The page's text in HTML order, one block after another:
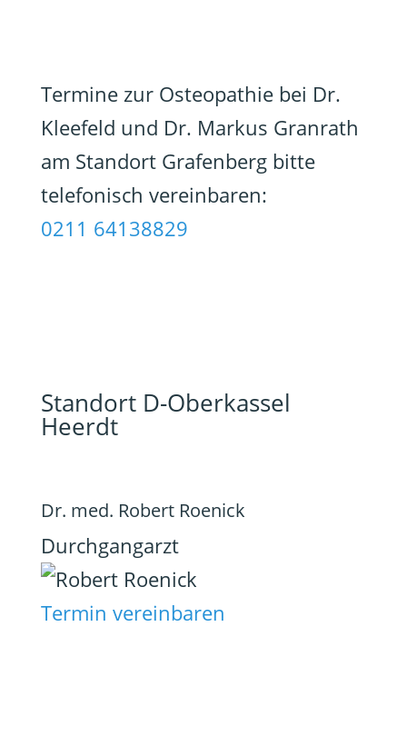
Termine zur Osteopathie bei Dr.
Kleefeld und Dr. Markus Granrath
am Standort Grafenberg bitte
telefonisch vereinbaren:
0211 64138829
Standort D-Oberkassel
Heerdt
Dr. med. Robert Roenick
Durchgangarzt
Termin vereinbaren